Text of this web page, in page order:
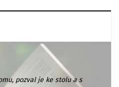
pozval je ke stolu a s